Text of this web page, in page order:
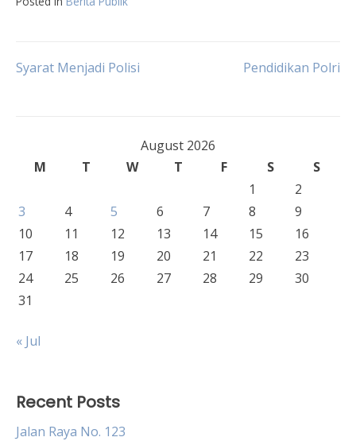
Post
Syarat Menjadi Polisi Pendidikan Polri
August 2026
M
T W T F S
S
1
2
3
4 5 6 7 8
9
10
11 12 13 14 15
16
17
18 19 20 21 22
23
24
25 26 27 28 29
30
31
« Jul
Recent Posts
Jalan Raya No. 123